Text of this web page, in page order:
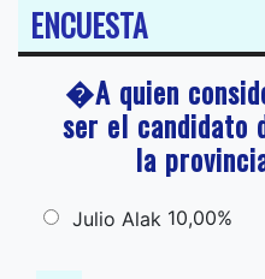
ENCUESTA
�A quien
ser el candidato
la
Julio Alak 10,00%